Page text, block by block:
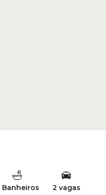
Banheiros 2 vagas